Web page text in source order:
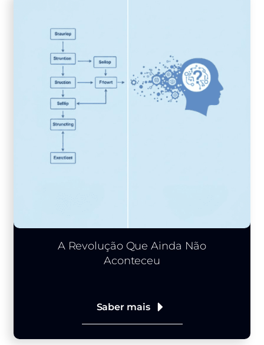
A Revolução Que Ainda Não
Aconteceu
Saber mais